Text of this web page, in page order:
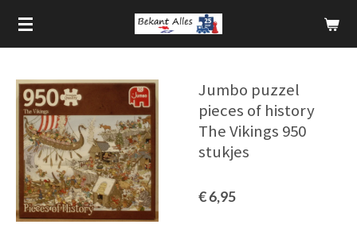
Ga
direct
hoofdinhoud
Jumbo puzzel
pieces of history
The Vikings 950
stukjes
€ 6,95